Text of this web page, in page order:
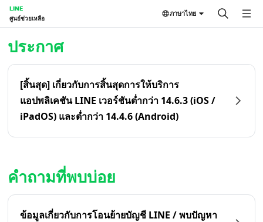
LINE
ศูนย์ช่วยเหลือ
ภาษาไทย
ประกาศ
[สิ้นสุด] เกี่ยวกับการสิ้นสุดการให้บริการ
แอปพลิเคชัน LINE เวอร์ชันต่ำกว่า 14.6.3 (iOS /
iPadOS) และต่ำกว่า 14.4.6 (Android)
คำถามที่พบบ่อย
ข้อมูลเกี่ยวกับการโอนย้ายบัญชี LINE / พบปัญหา